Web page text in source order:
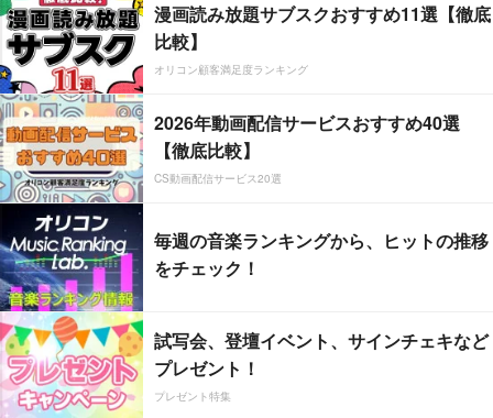
漫画読み放題サブスクおすすめ11選【徹底
比較】
オリコン顧客満足度ランキング
2026年動画配信サービスおすすめ40選
【徹底比較】
CS動画配信サービス20選
毎週の音楽ランキングから、ヒットの推移
をチェック！
試写会、登壇イベント、サインチェキなど
プレゼント！
プレゼント特集